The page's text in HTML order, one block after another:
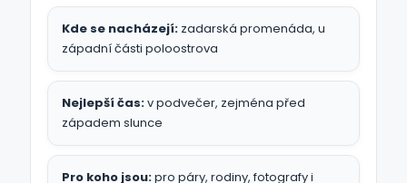
Kde se nacházejí: zadarská promenáda, u
západní části poloostrova
Nejlepší čas:v podvečer, zejména před
západem slunce
Pro koho jsou:pro páry, rodiny, fotografy i